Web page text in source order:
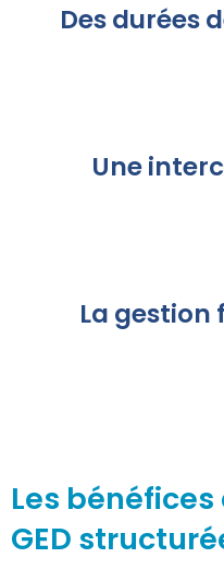
Des durées
Une
La
Les
GED